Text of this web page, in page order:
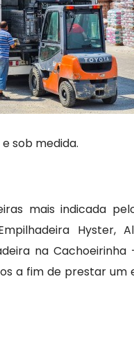
sob medida.
mais indicada
Hyster,
na Cachoeirinha
a fim de prestar um